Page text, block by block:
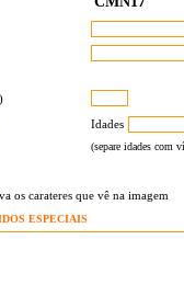
Idades
(separe idades com
os carateres que vê na imagem
ESPECIAIS